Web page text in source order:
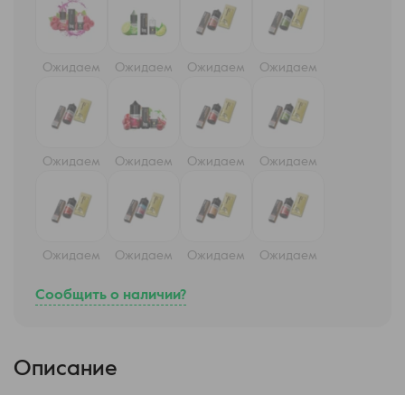
Ожидаем Ожидаем Ожидаем Ожидаем
Ожидаем Ожидаем Ожидаем Ожидаем
Ожидаем Ожидаем Ожидаем Ожидаем
Сообщить о наличии?
Описание